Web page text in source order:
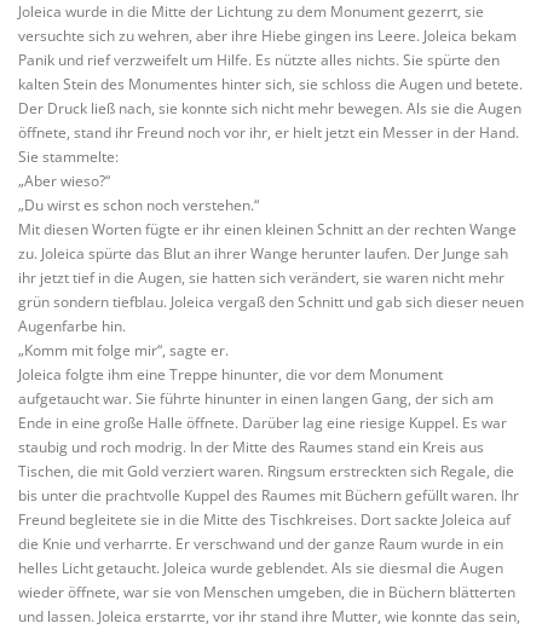
Joleica wurde in die Mitte der Lichtung zu dem Monument gezerrt, sie
versuchte sich zu wehren, aber ihre Hiebe gingen ins Leere. Joleica bekam
Panik und rief verzweifelt um Hilfe. Es nützte alles nichts. Sie spürte den
kalten Stein des Monumentes hinter sich, sie schloss die Augen und betete.
Der Druck ließ nach, sie konnte sich nicht mehr bewegen. Als sie die Augen
öffnete, stand ihr Freund noch vor ihr, er hielt jetzt ein Messer in der Hand.
Sie stammelte:
„Aber wieso?“
„Du wirst es schon noch verstehen.“
Mit diesen Worten fügte er ihr einen kleinen Schnitt an der rechten Wange
zu. Joleica spürte das Blut an ihrer Wange herunter laufen. Der Junge sah
ihr jetzt tief in die Augen, sie hatten sich verändert, sie waren nicht mehr
grün sondern tiefblau. Joleica vergaß den Schnitt und gab sich dieser neuen
Augenfarbe hin.
„Komm mit folge mir“, sagte er.
Joleica folgte ihm eine Treppe hinunter, die vor dem Monument
aufgetaucht war. Sie führte hinunter in einen langen Gang, der sich am
Ende in eine große Halle öffnete. Darüber lag eine riesige Kuppel. Es war
staubig und roch modrig. In der Mitte des Raumes stand ein Kreis aus
Tischen, die mit Gold verziert waren. Ringsum erstreckten sich Regale, die
bis unter die prachtvolle Kuppel des Raumes mit Büchern gefüllt waren. Ihr
Freund begleitete sie in die Mitte des Tischkreises. Dort sackte Joleica auf
die Knie und verharrte. Er verschwand und der ganze Raum wurde in ein
helles Licht getaucht. Joleica wurde geblendet. Als sie diesmal die Augen
wieder öffnete, war sie von Menschen umgeben, die in Büchern blätterten
und lassen. Joleica erstarrte, vor ihr stand ihre Mutter, wie konnte das sein,